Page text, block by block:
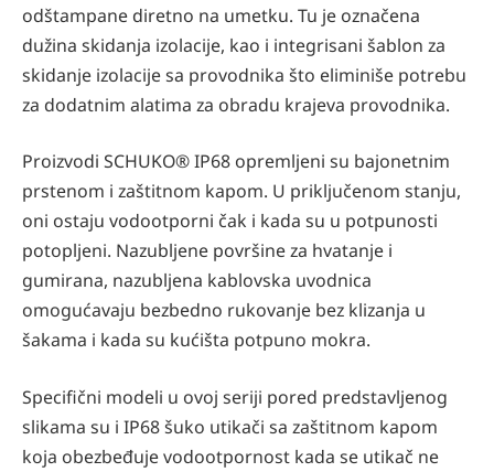
odštampane diretno na umetku. Tu je označena
dužina skidanja izolacije, kao i integrisani šablon za
skidanje izolacije sa provodnika što eliminiše potrebu
za dodatnim alatima za obradu krajeva provodnika.
Proizvodi SCHUKO® IP68 opremljeni su bajonetnim
prstenom i zaštitnom kapom. U priključenom stanju,
oni ostaju vodootporni čak i kada su u potpunosti
potopljeni. Nazubljene površine za hvatanje i
gumirana, nazubljena kablovska uvodnica
omogućavaju bezbedno rukovanje bez klizanja u
šakama i kada su kućišta potpuno mokra.
Specifični modeli u ovoj seriji pored predstavljenog
slikama su i IP68 šuko utikači sa zaštitnom kapom
koja obezbeđuje vodootpornost kada se utikač ne